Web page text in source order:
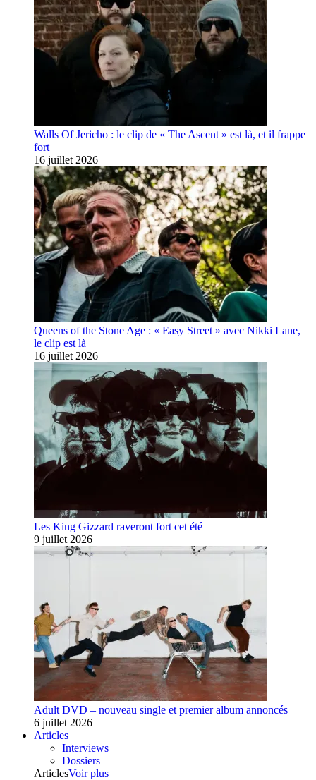
Walls Of Jericho : le clip de « The Ascent » est là, et il frappe
fort
16 juillet 2026
Queens of the Stone Age : « Easy Street » avec Nikki Lane,
le clip est là
16 juillet 2026
Les King Gizzard raveront fort cet été
9 juillet 2026
Adult DVD – nouveau single et premier album annoncés
6 juillet 2026
Articles
Interviews
Dossiers
ArticlesVoir plus